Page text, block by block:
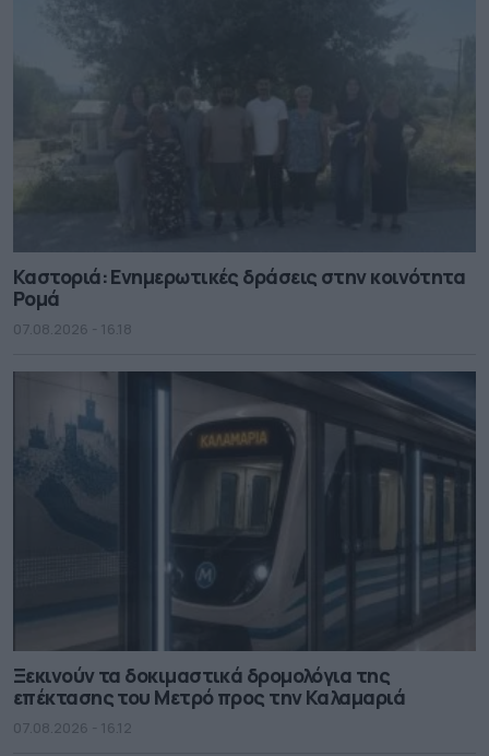
Καστοριά: Ενημερωτικές δράσεις στην κοινότητα
Ρομά
07.08.2026 - 16.18
Ξεκινούν τα δοκιμαστικά δρομολόγια της
επέκτασης του Μετρό προς την Καλαμαριά
07.08.2026 - 16.12